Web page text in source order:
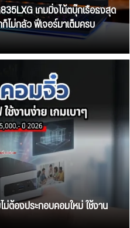
เกมมิ่งโน้ตบุ๊กเรือธงสุด
ม่กลัว ฟีเจอร์มาเต็มครบ
ต้องประกอบคอมใหม่ ใช้งาน